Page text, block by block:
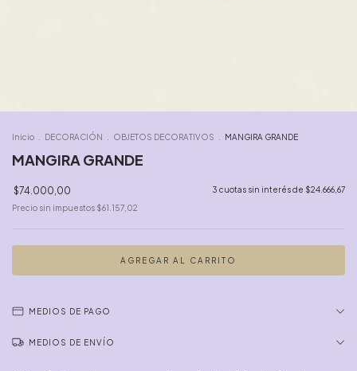
Inicio DECORACIÓN OBJETOS DECORATIVOS MANGIRA GRANDE
MANGIRA GRANDE
$74.000,00 3 cuotas sin interés de $24.666,67
Precio sin impuestos $61.157,02
MEDIOS DE PAGO
MEDIOS DE ENVÍO